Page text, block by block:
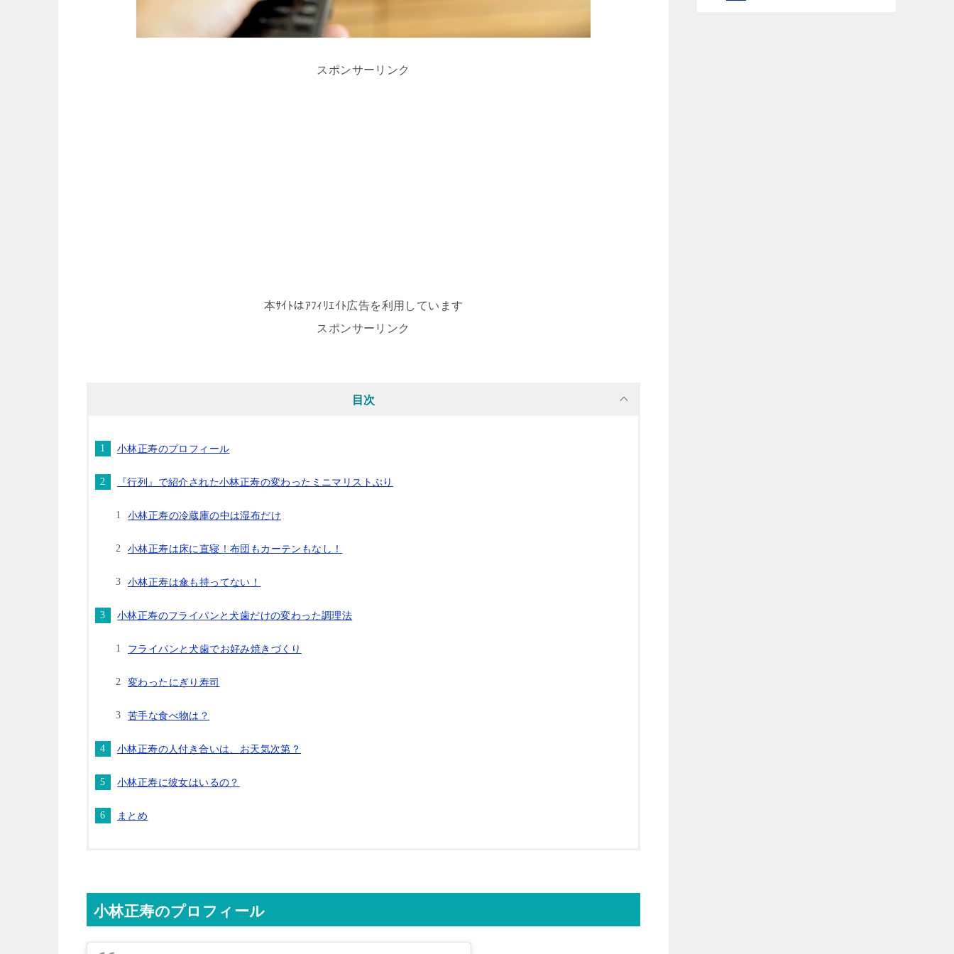
スポンサーリンク
本ｻｲﾄはｱﾌｨﾘｴｲﾄ広告を利用しています
スポンサーリンク
目次
小林正寿のプロフィール
『行列』で紹介された小林正寿の変わったミニマリストぶり
小林正寿の冷蔵庫の中は湿布だけ
小林正寿は床に直寝！布団もカーテンもなし！
小林正寿は傘も持ってない！
小林正寿のフライパンと犬歯だけの変わった調理法
フライパンと犬歯でお好み焼きづくり
変わったにぎり寿司
苦手な食べ物は？
小林正寿の人付き合いは、お天気次第？
小林正寿に彼女はいるの？
まとめ
小林正寿のプロフィール